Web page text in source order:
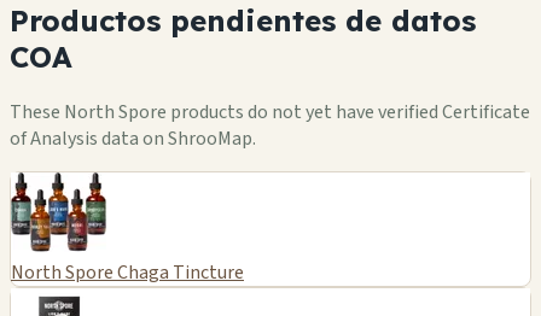
Productos pendientes de datos
COA
These North Spore products do not yet have verified Certificate
of Analysis data on ShrooMap.
North Spore Chaga Tincture